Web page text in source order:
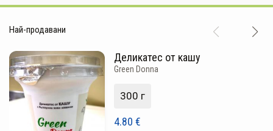
МЛЕЧНИ И ЯЙЦА
МЕД И ПЧЕЛНИ
КОНСЕРВИРАНИ
Най-продавани
Деликатес от кашу
Green Donna
300 г
4.80 €